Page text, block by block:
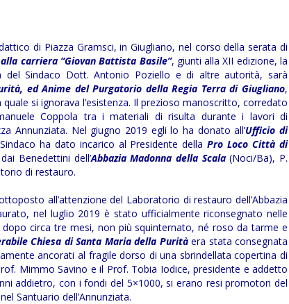
di Piazza Gramsci, in Giugliano, nel corso della serata di
carriera ‘‘Giovan Battista Basile’’, giunti alla XII edizione, la
del Sindaco Dott. Antonio Poziello e di altre autorità, sarà
ed Anime del Purgatorio della Regia Terra di Giugliano,
si ignorava l’esistenza. Il prezioso manoscritto, corredato
Coppola tra i materiali di risulta durante i lavori di
Annunziata. Nel giugno 2019 egli lo ha donato all’Ufficio di
ha dato incarico al Presidente dellaPro Loco Città di
Benedettini dell’Abbazia Madonna della Scala(Noci/Ba), P.
di restauro.
all’attenzione del Laboratorio di restauro dell’Abbazia
nel luglio 2019 è stato ufficialmente riconsegnato nelle
circa tre mesi, non più squinternato, né roso da tarme e
Chiesa di Santa Maria della Puritàera stata consegnata
ancorati al fragile dorso di una sbrindellata copertina di
Mimmo Savino e il Prof. Tobia Iodice, presidente e addetto
addietro, con i fondi del 5×1000, si erano resi promotori del
Santuario dell’Annunziata.